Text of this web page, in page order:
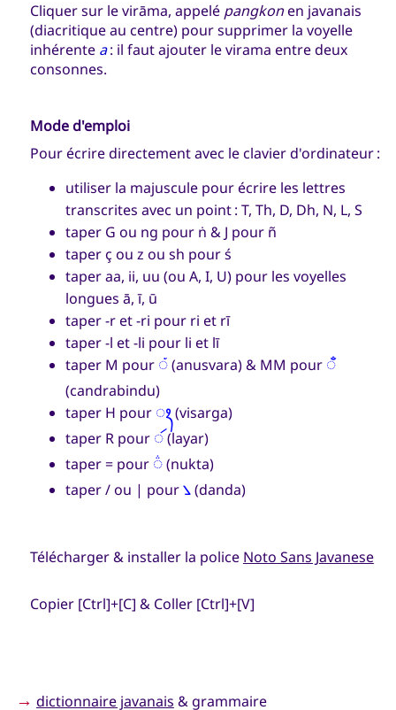
Cliquer sur le virāma, appelé pangkonen javanais
(diacritique au centre) pour supprimer la voyelle
inhérente a: il faut ajouter le virama entre deux
consonnes.
Mode d'emploi
Pour écrire directement avec le clavier d'ordinateur :
utiliser la majuscule pour écrire les lettres
transcrites avec un point : T, Th, D, Dh, N, L, S
taper G ou ng pour ṅ & J pour ñ
taper ç ou z ou sh pourś
taper aa, ii, uu (ou A, I, U) pour les voyelles
longues ā, ī, ū
taper -r et -ri pour ri et rī
taper -l et -li pour li et lī
taper M pour ꦁ(anusvara) & MM pour ꦀ
(candrabindu)
taper H pour ꦃ(visarga)
taper R pour ꦂ(layar)
taper = pour ꦳(nukta)
taper / ou | pour꧈(danda)
Télécharger & installer la police Noto Sans Javanese
Copier [Ctrl]+[C] & Coller [Ctrl]+[V]
→ dictionnaire javanais & grammaire